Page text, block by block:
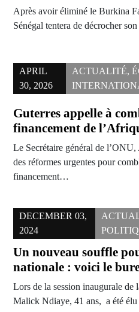
Après avoir éliminé le Burkina
Sénégal tentera de décrocher
APRIL
30, 2026
ACTUALITÉ,
Guterres appelle à
financement de
Le Secrétaire général de
des réformes urgentes pour
financement…
DECEMBER 03,
2024
Un nouveau souffle
nationale : voici le
Lors de la session inaugurale de
Malick Ndiaye, 41 ans, a été